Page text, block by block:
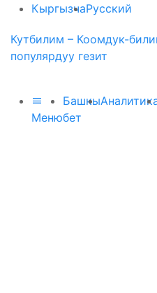
КыргызчаРусский
Кутбилим – Коомдук-
популярдуу гезит
Меню
Башкы
бет